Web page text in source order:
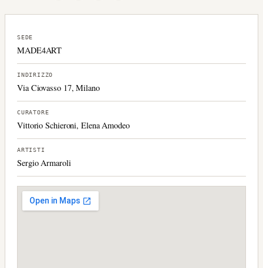
SEDE
MADE4ART
INDIRIZZO
Via Ciovasso 17, Milano
CURATORE
Vittorio Schieroni, Elena Amodeo
ARTISTI
Sergio Armaroli